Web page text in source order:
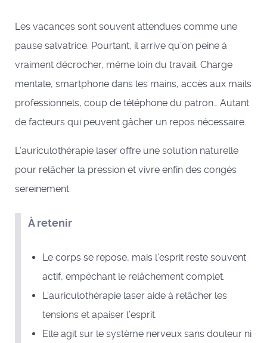
Les vacances sont souvent attendues comme une
pause salvatrice. Pourtant, il arrive qu’on peine à
vraiment décrocher, même loin du travail. Charge
mentale, smartphone dans les mains, accès aux mails
professionnels, coup de téléphone du patron… Autant
de facteurs qui peuvent gâcher un repos nécessaire.
L’auriculothérapie laser offre une solution naturelle
pour relâcher la pression et vivre enfin des congés
sereinement.
À retenir
Le corps se repose, mais l’esprit reste souvent
actif, empêchant le relâchement complet.
L’auriculothérapie laser aide à relâcher les
tensions et apaiser l’esprit.
Elle agit sur le système nerveux sans douleur ni